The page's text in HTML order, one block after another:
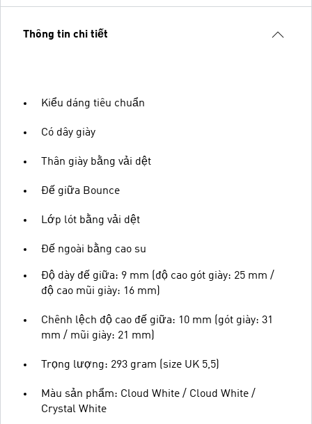
Thông tin chi tiết
Kiểu dáng tiêu chuẩn
Có dây giày
Thân giày bằng vải dệt
Đế giữa Bounce
Lớp lót bằng vải dệt
Đế ngoài bằng cao su
Độ dày đế giữa: 9 mm (độ cao gót giày: 25 mm /
độ cao mũi giày: 16 mm)
Chênh lệch độ cao đế giữa: 10 mm (gót giày: 31
mm / mũi giày: 21 mm)
Trọng lượng: 293 gram (size UK 5,5)
Màu sản phẩm: Cloud White / Cloud White /
Crystal White